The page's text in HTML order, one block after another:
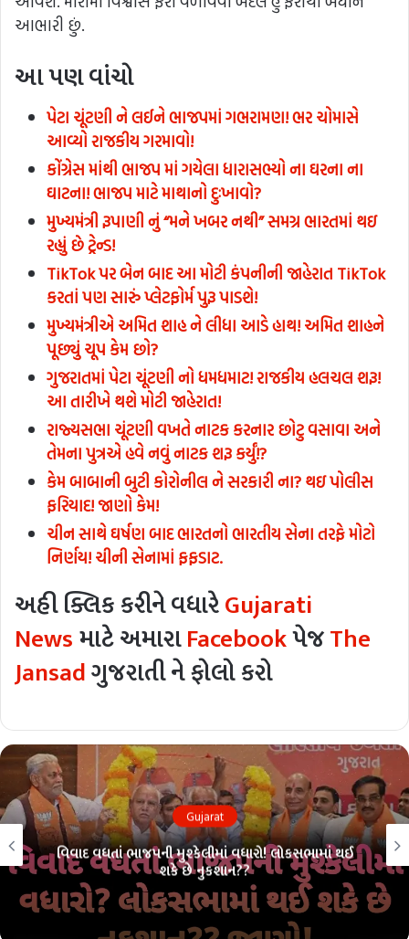
આભારી છું.
આ પણ વાંચો
પેટા ચૂંટણી ને લઈને ભાજપમાં ગભરામણ! ભર ચોમાસે
આવ્યો રાજકીય ગરમાવો!
કોંગ્રેસ માંથી ભાજપ માં ગયેલા ધારાસભ્યો ના ઘરના ના
ઘાટના! ભાજપ માટે માથાનો દુઃખાવો?
મુખ્યમંત્રી રૂપાણી નું “મને ખબર નથી” સમગ્ર ભારતમાં થઇ
રહ્યું છે ટ્રેન્ડ!
TikTok પર બેન બાદ આ મોટી કંપનીની જાહેરાત TikTok
કરતાં પણ સારું પ્લેટફોર્મ પુરૂ પાડશે!
મુખ્યમંત્રીએ અમિત શાહ ને લીધા આડે હાથ! અમિત શાહને
પૂછ્યું ચૂપ કેમ છો?
ગુજરાતમાં પેટા ચૂંટણી નો ધમધમાટ! રાજકીય હલચલ શરૂ!
આ તારીખે થશે મોટી જાહેરાત!
રાજ્યસભા ચૂંટણી વખતે નાટક કરનાર છોટુ વસાવા અને
તેમના પુત્રએ હવે નવું નાટક શરૂ કર્યું!?
કેમ બાબાની બુટી કોરોનીલ ને સરકારી ના? થઇ પોલીસ
ફરિયાદ! જાણો કેમ!
ચીન સાથે ઘર્ષણ બાદ ભારતનો ભારતીય સેના તરફે મોટો
નિર્ણય! ચીની સેનામાં ફફડાટ.
અહી ક્લિક કરીને વધારેGujarati
Newsમાટે અમારાFacebookપેજThe
Jansadગુજરાતી ને ફોલો કરો
Gujarat
વિવાદ વધતાં ભાજપની મુશ્કેલીમાં વધારો! લોકસભામાં થઈ
શકે છે નુકશાન??